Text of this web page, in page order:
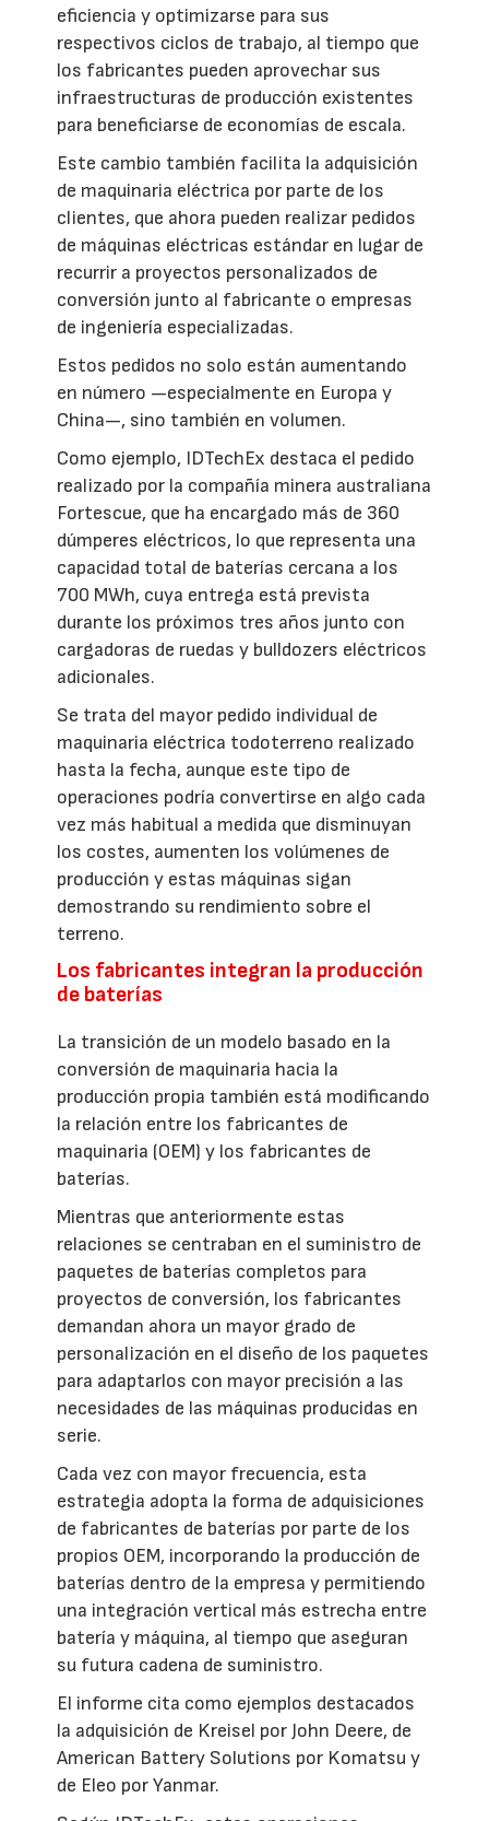
eficiencia y optimizarse para sus
respectivos ciclos de trabajo, al tiempo que
los fabricantes pueden aprovechar sus
infraestructuras de producción existentes
para beneficiarse de economías de escala.
Este cambio también facilita la adquisición
de maquinaria eléctrica por parte de los
clientes, que ahora pueden realizar pedidos
de máquinas eléctricas estándar en lugar de
recurrir a proyectos personalizados de
conversión junto al fabricante o empresas
de ingeniería especializadas.
Estos pedidos no solo están aumentando
en número —especialmente en Europa y
China—, sino también en volumen.
Como ejemplo, IDTechEx destaca el pedido
realizado por la compañía minera australiana
Fortescue, que ha encargado más de 360
dúmperes eléctricos, lo que representa una
capacidad total de baterías cercana a los
700 MWh, cuya entrega está prevista
durante los próximos tres años junto con
cargadoras de ruedas y bulldozers eléctricos
adicionales.
Se trata del mayor pedido individual de
maquinaria eléctrica todoterreno realizado
hasta la fecha, aunque este tipo de
operaciones podría convertirse en algo cada
vez más habitual a medida que disminuyan
los costes, aumenten los volúmenes de
producción y estas máquinas sigan
demostrando su rendimiento sobre el
terreno.
Los fabricantes integran la producción
de baterías
La transición de un modelo basado en la
conversión de maquinaria hacia la
producción propia también está modificando
la relación entre los fabricantes de
maquinaria (OEM) y los fabricantes de
baterías.
Mientras que anteriormente estas
relaciones se centraban en el suministro de
paquetes de baterías completos para
proyectos de conversión, los fabricantes
demandan ahora un mayor grado de
personalización en el diseño de los paquetes
para adaptarlos con mayor precisión a las
necesidades de las máquinas producidas en
serie.
Cada vez con mayor frecuencia, esta
estrategia adopta la forma de adquisiciones
de fabricantes de baterías por parte de los
propios OEM, incorporando la producción de
baterías dentro de la empresa y permitiendo
una integración vertical más estrecha entre
batería y máquina, al tiempo que aseguran
su futura cadena de suministro.
El informe cita como ejemplos destacados
la adquisición de Kreisel por John Deere, de
American Battery Solutions por Komatsu y
de Eleo por Yanmar.